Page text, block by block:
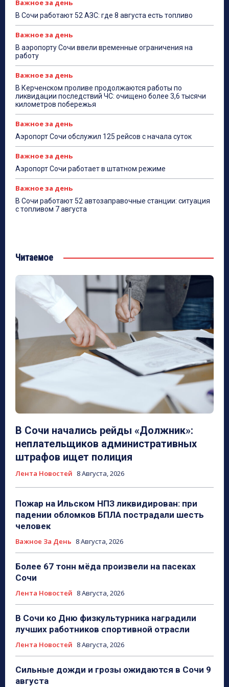
Важное за день
В Сочи работают 52 АЗС: где 8 августа есть топливо
Важное за день
В аэропорту Сочи ввели временные ограничения на
работу
Важное за день
В Керченском проливе продолжаются работы по
ликвидации последствий ЧС: очищено более 3,6 тысячи
километров побережья
Важное за день
Аэропорт Сочи обслужил 125 рейсов с начала суток
Важное за день
Аэропорт Сочи работает в штатном режиме
Важное за день
В Сочи работают 52 автозаправочные станции: ситуация
с топливом 7 августа
Читаемое
В Сочи начались рейды «Должник»:
неплательщиков административных
штрафов ищет полиция
Лента Новостей 8 Августа, 2026
Пожар на Ильском НПЗ ликвидирован: при
падении обломков БПЛА пострадали шесть
человек
Важное За День 8 Августа, 2026
Более 67 тонн мёда произвели на пасеках
Сочи
Лента Новостей 8 Августа, 2026
В Сочи ко Дню физкультурника наградили
лучших работников спортивной отрасли
Лента Новостей 8 Августа, 2026
Сильные дожди и грозы ожидаются в Сочи 9
августа